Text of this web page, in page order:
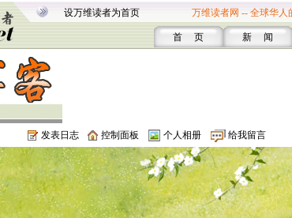
设万维读者为首页 万维读者网 -- 全球华人
首 页 新 闻
发表日志 控制面板 个人相册 给我留言